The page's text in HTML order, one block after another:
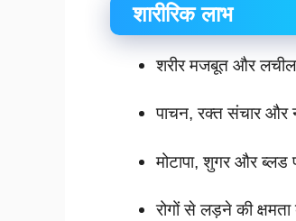
शारीरिक लाभ
शरीर मजबूत और
पाचन, रक्त संचार और
मोटापा, शुगर और ब्लड
रोगों से लड़ने की क्षमता